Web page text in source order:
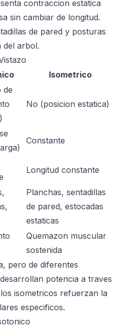
contraccion estatica
sin cambiar de longitud.
de pared y posturas
del arbol.
Isometrico
de
No (posicion estatica)
Constante
Longitud constante
Planchas, sentadillas
de pared, estocadas
estaticas
Quemazon muscular
sostenida
pero de diferentes
potencia a traves
isometricos refuerzan la
especificos.